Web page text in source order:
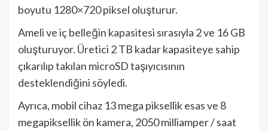
boyutu 1280×720 piksel oluşturur.
Ameli ve iç belleğin kapasitesi sırasıyla 2 ve 16 GB
oluşturuyor. Üretici 2 TB kadar kapasiteye sahip
çıkarılıp takılan microSD taşıyıcısının
desteklendiğini söyledi.
Ayrıca, mobil cihaz 13 mega piksellik esas ve 8
megapiksellik ön kamera, 2050 milliamper / saat